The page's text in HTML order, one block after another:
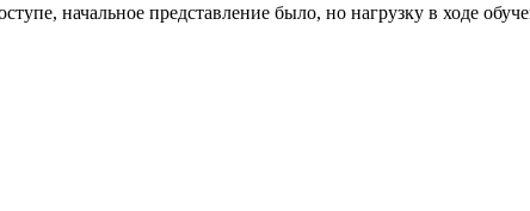
начальное представление было, но нагрузку в ходе